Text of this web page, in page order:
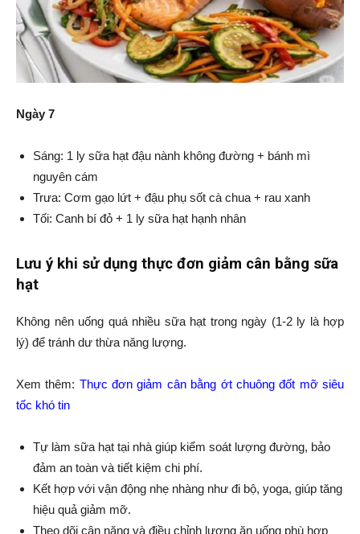
Ngày 7
Sáng: 1 ly sữa hạt đậu nành không đường + bánh mì
nguyên cám
Trưa: Cơm gạo lứt + đậu phụ sốt cà chua + rau xanh
Tối: Canh bí đỏ + 1 ly sữa hạt hạnh nhân
Lưu ý khi sử dụng thực đơn giảm cân bằng sữa
hạt
Không nên uống quá nhiều sữa hạt trong ngày (1-2 ly là hợp
lý) để tránh dư thừa năng lượng.
Xem thêm: Thực đơn giảm cân bằng ớt chuông đốt mỡ siêu
tốc khó tin
Tự làm sữa hạt tại nhà giúp kiểm soát lượng đường, bảo
đảm an toàn và tiết kiệm chi phí.
Kết hợp với vận động nhẹ nhàng như đi bộ, yoga, giúp tăng
hiệu quả giảm mỡ.
Theo dõi cân nặng và điều chỉnh lượng ăn uống phù hợp